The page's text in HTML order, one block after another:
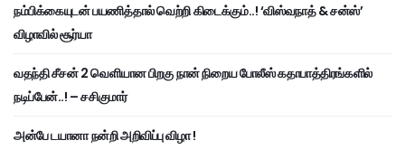
நம்பிக்கையுடன் பயணித்தால் வெற்றி கிடைக்கும்..! ‘விஸ்வநாத் & சன்ஸ்’
விழாவில் சூர்யா
வதந்தி சீசன் 2 வெளியான பிறகு நான் நிறைய போலீஸ் கதாபாத்திரங்களில்
நடிப்பேன்..! – சசிகுமார்
அன்பே டயானா நன்றி அறிவிப்பு விழா !